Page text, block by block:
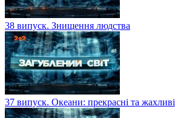
38 випуск. Знищення людства
37 випуск. Океани: прекрасні та жахливі